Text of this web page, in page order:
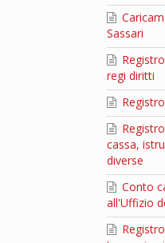
Sassari
regi diritti
cassa,
diverse
Conto
all'Uffizio